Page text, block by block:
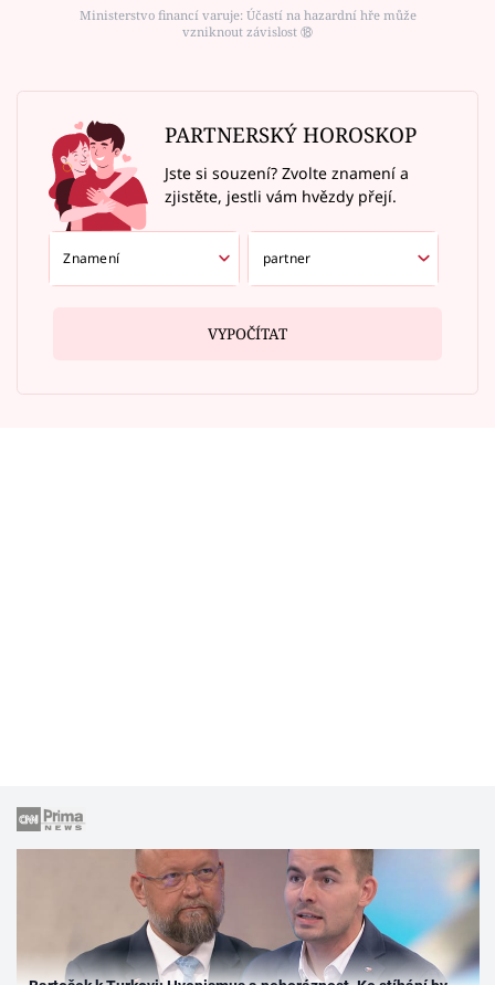
Ministerstvo financí varuje: Účastí na hazardní hře může
vzniknout závislost ⑱
PARTNERSKÝ HOROSKOP
Jste si souzení? Zvolte znamení a
zjistěte, jestli vám hvězdy přejí.
VYPOČÍTAT